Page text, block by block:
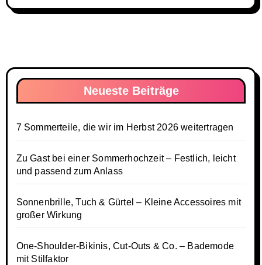
Neueste Beiträge
7 Sommerteile, die wir im Herbst 2026 weitertragen
Zu Gast bei einer Sommerhochzeit – Festlich, leicht
und passend zum Anlass
Sonnenbrille, Tuch & Gürtel – Kleine Accessoires mit
großer Wirkung
One-Shoulder-Bikinis, Cut-Outs & Co. – Bademode
mit Stilfaktor